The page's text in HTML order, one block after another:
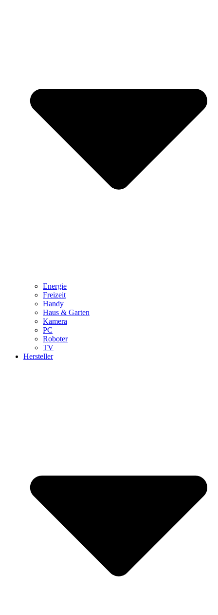
Energie
Freizeit
Handy
Haus & Garten
Kamera
PC
Roboter
TV
Hersteller